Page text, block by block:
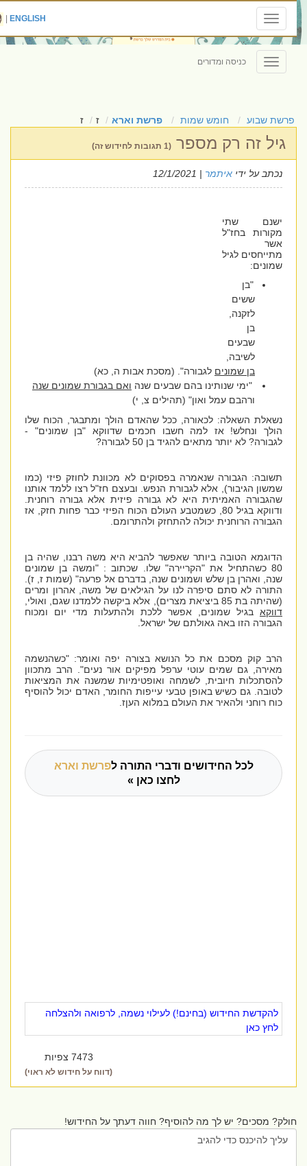
Toggle
navigation
ENGLISH
|
Toggle
navigation
כניסה ומדורים
פרשת שבוע חומש שמות פרשת וארא ז ז
גיל זה רק מספר
נכתב על ידיאיתמר| 12/1/2021
ישנם שתי
מקורות בחז"ל
אשר
מתייחסים לגיל
שמונים:
"בן
ששים
לזקנה,
שבעים
לשיבה,
בן שמוניםלגבורה". (מסכת אבות ה, כא)
"ימי שנותינו בהם שבעים שנהואם בגבורת שמונים שנה
ורהבם עמל ואון" (תהילים צ, י)
נשאלת השאלה: לכאורה, ככל שהאדם הולך ומתבגר, הכוח שלו
הולך ונחלש! אז למה חשבו חכמים שדווקא "בן שמונים" -
לגבורה? לא יותר מתאים להגיד בן 50 לגבורה?
תשובה: הגבורה שנאמרה בפסוקים לא מכוונת לחוזק פיזי (כמו
שמשון הגיבור), אלא לגבורת הנפש. ובעצם חז"ל רצו ללמד אותנו
שהגבורה האמיתית היא לא גבורה פיזית אלא גבורה רוחנית.
ודווקא בגיל 80, כשמטבע העולם הכוח הפיזי כבר פחות חזק, אז
הגבורה הרוחנית יכולה להתחזק ולהתרומם.
הדוגמא הטובה ביותר שאפשר להביא היא משה רבנו, שהיה בן
80 כשהתחיל את "הקריירה" שלו. שכתוב
:
"ומשה בן שמונים
שנה, ואהרן בן שלש ושמונים שנה, בדברם אל פרעה" (שמות ז, ז).
התורה לא סתם סיפרה לנו על הגילאים של משה, אהרון ומרים
(שהיתה בת 85 ביציאת מצרים), אלא ביקשה ללמדנו שגם, ואולי,
דווקאבגיל שמונים, אפשר ללכת ולהתעלות מדי יום ומכוח
הגבורה הזו באה גאולתם של ישראל.
הרב קוק מסכם את כל הנושא בצורה יפה ואומר: "כשהנשמה
מאירה, גם שמים עוטי ערפל מפיקים אור נעים". הרב מתכוון
להסתכלות חיובית, לשמחה ואופטימיות שמשנה את המציאות
לטובה. גם כשיש באופן טבעי עייפות החומר, האדם יכול להוסיף
כוח רוחני ולהאיר את העולם במלוא העןז.
לכל החידושים ודברי התורה לפרשת וארא
לחצו כאן »
להקדשת החידוש (בחינם!) לעילוי נשמה, לרפואה ולהצלחה
לחץ כאן
7473 צפיות
(דווח על חידוש לא ראוי)
חולק? מסכים? יש לך מה להוסיף? חווה דעתך על החידוש!